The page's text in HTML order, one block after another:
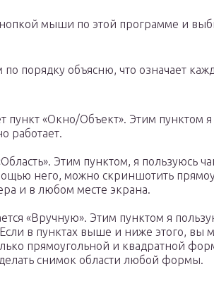
мыши по этой программе и
по порядку объясню, что означает
пункт «Окно/Объект». Этим пунктом я
работает.
Этим пунктом, я пользуюсь
него, можно скриншотить
и в любом месте экрана.
«Вручную». Этим пунктом я
в пунктах выше и ниже этого, вы
прямоугольной и квадратной
снимок области любой формы.